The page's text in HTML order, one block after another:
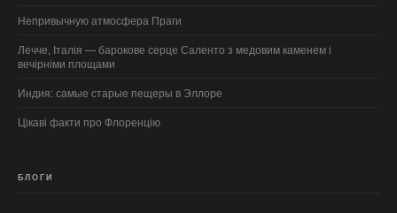
Непривычную атмосфера Праги
Лечче, Італія — барокове серце Саленто з медовим каменем і
вечірніми площами
Индия: самые старые пещеры в Эллоре
Цікаві факти про Флоренцію
БЛОГИ